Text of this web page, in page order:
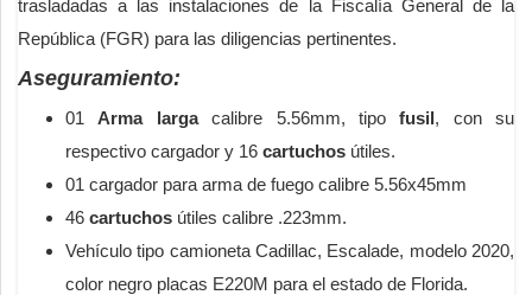
trasladadas a las instalaciones de la Fiscalía General de la
República (FGR) para las diligencias pertinentes.
Aseguramiento:
01Arma largacalibre 5.56mm, tipofusil, con su
respectivo cargador y 16 cartuchos útiles.
01 cargador para arma de fuego calibre 5.56x45mm
46 cartuchos útiles calibre .223mm.
Vehículo tipo camioneta Cadillac, Escalade, modelo 2020,
color negro placas E220M para el estado de Florida.